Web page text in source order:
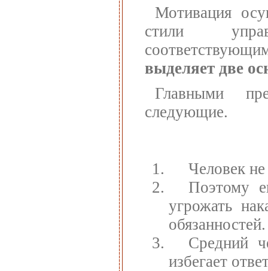
Мотивация
стили
выделяет две
Главными
следующие.
Человек
Поэтому
угрожать
обязанностей.
Средний
избегает